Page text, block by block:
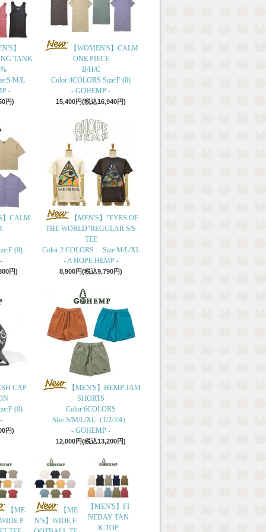
】
TANK
M/L
-
円)
【WOMEN'S】CALM
ONE PIECE
B/H/C
Color:4COLORS Size:F (0)
- GOHEMP -
15,400円(税込16,940円)
】CALM
(0)
円)
【MEN'S】"EYES OF
THE WORLD"REGULAR S/S
TEE
Color:2 COLORS Size:M/L/XL
- A HOPE HEMP -
8,900円(税込9,790円)
CAP
(0)
円)
【MEN'S】HEMP JAM
SHORTS
Color:6COLORS
Size:S/M/L/XL（1/2/3/4）
- GOHEMP -
12,000円(税込13,200円)
【ME
P
【ME
N'S】WIDE F
【MEN'S】FI
NEDAY TAN
K TOP